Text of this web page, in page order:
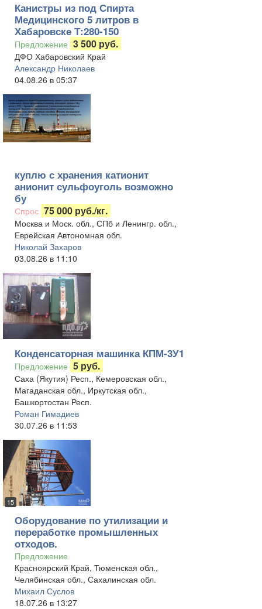
Канистры из под Спирта
Медицинского 5 литров в
Хабаровске Т:280-150
Предложение 3 500 руб.
ДФО Хабаровский Край
Александр Николаев
04.08.26 в 05:37
куплю с хранения катионит
анионит сульфоуголь возможно
бу
Спрос 75 000 руб./кг.
Москва и Моск. обл., СПб и Ленингр. обл.,
Еврейская Автономная обл.
Николай Захаров
03.08.26 в 11:10
Конденсаторная машинка КПМ-3У1
Предложение 5 руб.
Саха (Якутия) Респ., Кемеровская обл.,
Магаданская обл., Иркутская обл.,
Башкортостан Респ.
Роман Гимадиев
30.07.26 в 11:53
15
Оборудование по утилизации и
переработке промышленных
отходов.
Предложение
Красноярский Край, Тюменская обл.,
Челябинская обл., Сахалинская обл.
Михаил Суслов
18.07.26 в 13:27